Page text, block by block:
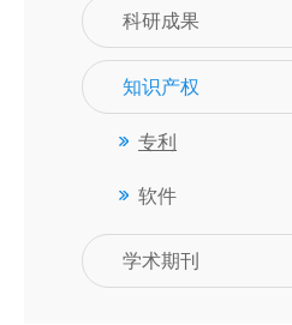
科研成果
知识产权
专利
软件
学术期刊